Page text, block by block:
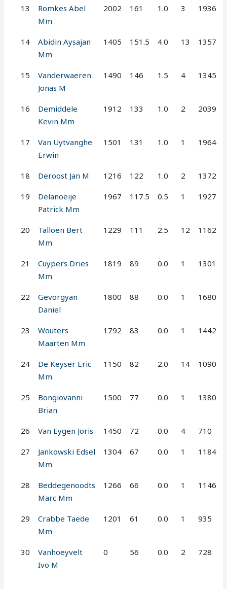
13
Romkes Abel
Mm
2002 161 1.0 3 1936
14
Abidin Aysajan
Mm
1405 151.5 4.0 13 1357
15
Vanderwaeren
Jonas M
1490 146 1.5 4 1345
16
Demiddele
Kevin Mm
1912 133 1.0 2 2039
17
Van Uytvanghe
Erwin
1501 131 1.0 1 1964
18 Deroost Jan M 1216 122 1.0 2 1372
19
Delanoeije
Patrick Mm
1967 117.5 0.5 1 1927
20
Talloen Bert
Mm
1229 111 2.5 12 1162
21
Cuypers Dries
Mm
1819 89 0.0 1 1301
22
Gevorgyan
Daniel
1800 88 0.0 1 1680
23
Wouters
Maarten Mm
1792 83 0.0 1 1442
24
De Keyser Eric
Mm
1150 82 2.0 14 1090
25
Bongiovanni
Brian
1500 77 0.0 1 1380
26 Van Eygen Joris 1450 72 0.0 4 710
27
Jankowski Edsel
Mm
1304 67 0.0 1 1184
28
Beddegenoodts
Marc Mm
1266 66 0.0 1 1146
29
Crabbe Taede
Mm
1201 61 0.0 1 935
30
Vanhoeyvelt
Ivo M
0 56 0.0 2 728